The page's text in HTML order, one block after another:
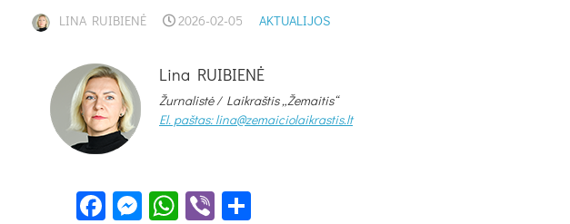
LINA RUIBIENĖ 2026-02-05 AKTUALIJOS
Lina RUIBIENĖ
Žurnalistė / Laikraštis „Žemaitis“
El. paštas: lina@zemaiciolaikrastis.lt
Facebook
Messenger
WhatsApp
Viber